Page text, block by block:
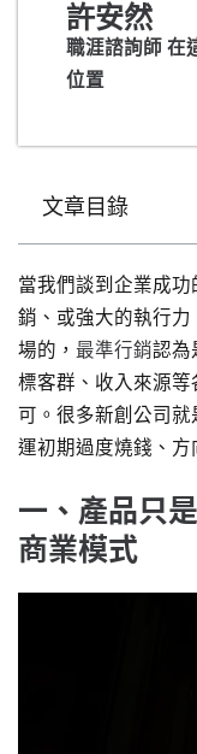
許安然
職涯諮詢師 在
位置
文章目錄
當我們談到企業成
銷、或強大的執行
場的， 最準行銷認為
標客群、收入來源
可。很多新創公司
運初期過度燒錢、方
一、產品只
商業模式